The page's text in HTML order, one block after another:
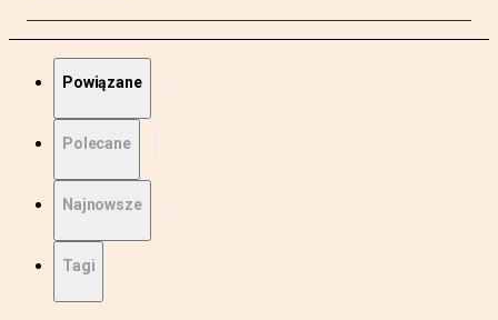
Powiązane
Polecane
Najnowsze
Tagi